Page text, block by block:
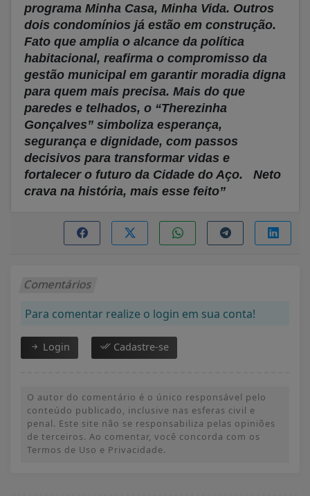
programa Minha Casa, Minha Vida. Outros
dois condomínios já estão em construção.
Fato que amplia o alcance da política
habitacional, reafirma o compromisso da
gestão municipal em garantir moradia digna
para quem mais precisa. Mais do que
paredes e telhados, o “Therezinha
Gonçalves” simboliza esperança,
segurança e dignidade, com passos
decisivos para transformar vidas e
fortalecer o futuro da Cidade do Aço. Neto
crava na história, mais esse feito”
Comentários
Para comentar realize o login em sua conta!
Login Cadastre-se
O autor do comentário é o único responsável pelo
conteúdo publicado, inclusive nas esferas civil e
penal. Este site não se responsabiliza pelas opiniões
de terceiros. Ao comentar, você concorda com os
Termos de Uso e Privacidade.